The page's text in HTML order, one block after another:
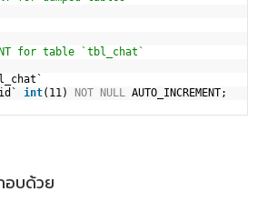
for table `tbl_chat`
int(11) NOT NULL AUTO_INCREMENT;
อบด้วย